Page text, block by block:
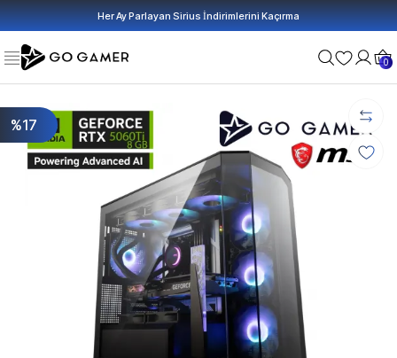
Her Ay Parlayan Sirius İndirimlerini Kaçırma
0
%17